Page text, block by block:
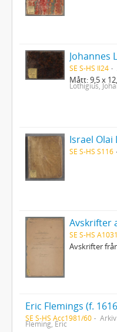
Johannes
SE S-HS Il24
Mått: 9,5 x
Lothigius,
SE S-HS S116
SE S-HS A1031
Avskrifter
SE S-HS Acc1981/60 Arkiv
Fleming, Eric